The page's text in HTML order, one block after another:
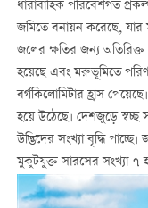
ধারাবাহিক পরিবেশগত
জমিতে বনায়ন করেছে,
জলের ক্ষতির জন্য অতিরিক্ত
হয়েছে এবং মরুভূমিতে
বর্গকিলোমিটার হ্রাস
হয়ে উঠেছে। দেশজুড়ে স্বচ্ছ
উদ্ভিদের সংখ্যা বৃদ্ধি
মুকুটযুক্ত সারসের সংখ্যা ৭